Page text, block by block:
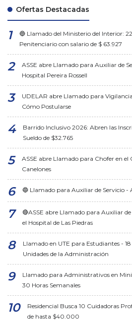
Ofertas Destacadas
🔵 Llamado del Ministerio del Interior:
Penitenciario con salario de $ 63.927
ASSE abre Llamado para Auxiliar de
Hospital Pereira Rossell
UDELAR abre Llamado para
Cómo Postularse
Barrido Inclusivo 2026: Abren las
Sueldo de $32.765
ASSE abre Llamado para Chofer en
Canelones
🔵 Llamado para Auxiliar de Servicio -
🔴ASSE abre Llamado para Auxiliar
el Hospital de Las Piedras
Llamado en UTE para Estudiantes -
Unidades de la Administración
Llamado para Administrativos en
30 Horas Semanales
Residencial Busca 10 Cuidadoras
de hasta $40.000